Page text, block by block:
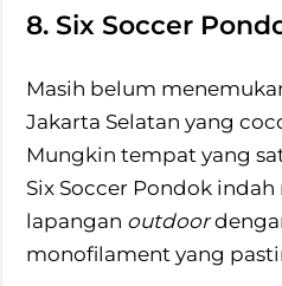
8. Six Soccer
Masih belum
Jakarta Selatan yang
Mungkin tempat yang
Six Soccer Pondok
lapangan outdoor
monofilament yang